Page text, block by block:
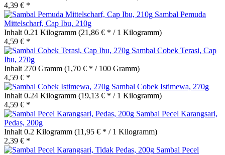
4,39 € *
Sambal Pemuda
Mittelscharf, Cap Ibu, 210g
Inhalt 0.21 Kilogramm (21,86 € * / 1 Kilogramm)
4,59 € *
Sambal Cobek Terasi, Cap
Ibu, 270g
Inhalt 270 Gramm (1,70 € * / 100 Gramm)
4,59 € *
Sambal Cobek Istimewa, 270g
Inhalt 0.24 Kilogramm (19,13 € * / 1 Kilogramm)
4,59 € *
Sambal Pecel Karangsari,
Pedas, 200g
Inhalt 0.2 Kilogramm (11,95 € * / 1 Kilogramm)
2,39 € *
Sambal Pecel